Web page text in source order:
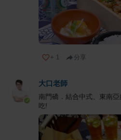
+ 1 分享
大口老師
南門礄．結合中式、東南
吃!